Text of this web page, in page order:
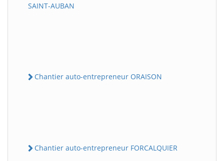
SAINT-AUBAN
Chantier auto-entrepreneur ORAISON
Chantier auto-entrepreneur FORCALQUIER